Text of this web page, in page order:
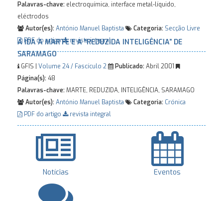
Palavras-chave: electroquímica, interface metal-líquido,
eléctrodos
Autor(es):António Manuel Baptista Categoria: Secção Livre
PDF do artigo
revista integral
A IDA A MARTE E A “REDUZIDA INTELIGÊNCIA” DE
SARAMAGO
GFIS | Volume 24 / Fascículo 2 Publicado:Abril 2001
Página(s):48
Palavras-chave:MARTE, REDUZIDA, INTELIGÊNCIA, SARAMAGO
Autor(es):António Manuel Baptista Categoria: Crónica
PDF do artigo
revista integral
Notícias Eventos